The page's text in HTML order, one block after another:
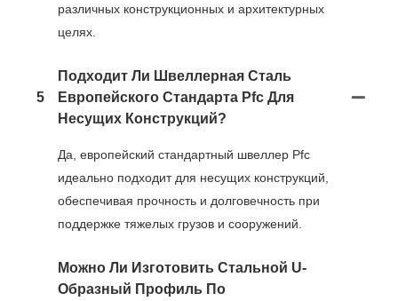
различных конструкционных и архитектурных
целях.
5
Подходит Ли Швеллерная Сталь
Европейского Стандарта Pfc Для
Несущих Конструкций?
Да, европейский стандартный швеллер Pfc
идеально подходит для несущих конструкций,
обеспечивая прочность и долговечность при
поддержке тяжелых грузов и сооружений.
Можно Ли Изготовить Стальной U-
Образный Профиль По